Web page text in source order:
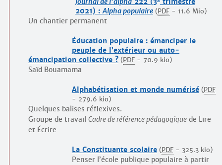
2021) :Alpha populaire ( PDF- 11.6 Mio)
Un chantier permanent
Éducation populaire : émanciper le
peuple de l’extérieur ou auto­
émancipation collective ? ( PDF- 70.9 kio)
Saïd Bouamama
Alphabétisation et monde numérisé ( PDF
- 279.6 kio)
Quelques balises réflexives.
Groupe de travail Cadre de référence pédagogiquede Lire
et Écrire
La Constituante scolaire ( PDF- 325.3 kio)
Penser l’école publique populaire à partir